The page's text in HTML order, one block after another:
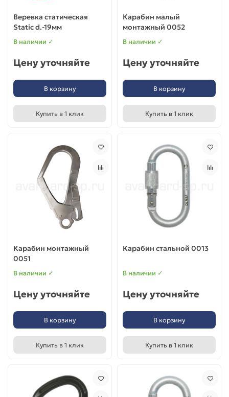
Веревка статическая
Static d.-19мм
В наличии ✓
Цену уточняйте
В корзину
Купить в 1 клик
Карабин малый
монтажный 0052
В наличии ✓
Цену уточняйте
В корзину
Купить в 1 клик
Карабин монтажный
0051
В наличии ✓
Цену уточняйте
В корзину
Купить в 1 клик
Карабин стальной 0013
В наличии ✓
Цену уточняйте
В корзину
Купить в 1 клик